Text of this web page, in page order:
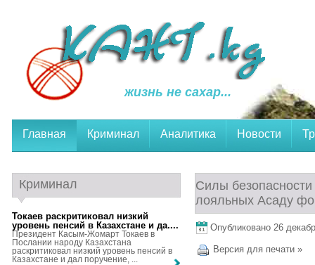
жизнь не сахар...
Главная Криминал Аналитика Новости
Силы
лояльных Асаду
Опубликовано 26
Версия для печати »
Криминал
Токаев раскритиковал низкий
уровень пенсий в Казахстане и да....
Президент Касым-Жомарт Токаев в
Послании народу Казахстана
раскритиковал низкий уровень пенсий в
Казахстане и дал поручение, ...